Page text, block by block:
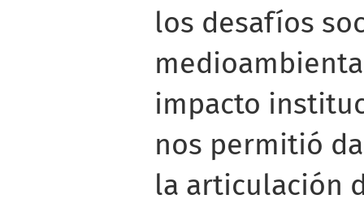
los desafíos
impacto
nos permitió
la articulación